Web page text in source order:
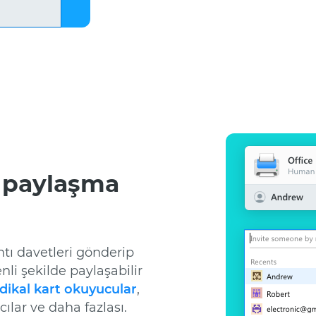
davetleri gönderip
şekilde paylaşabilir
kart okuyucular,
ve daha fazlası.